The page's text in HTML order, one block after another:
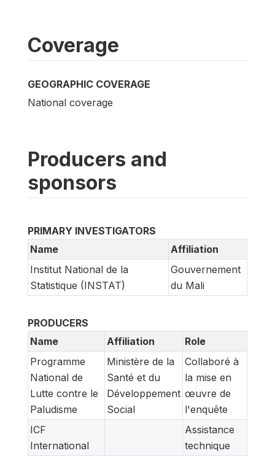
Coverage
GEOGRAPHIC COVERAGE
National coverage
Producers and
sponsors
PRIMARY INVESTIGATORS
Name
Affiliation
Institut National de la
Statistique (INSTAT)
Gouvernement
du Mali
PRODUCERS
Name
Affiliation
Role
Programme
National de
Lutte contre le
Paludisme
Ministère de la
Santé et du
Développement
Social
Collaboré à
la mise en
œuvre de
l'enquête
ICF
International
Assistance
technique